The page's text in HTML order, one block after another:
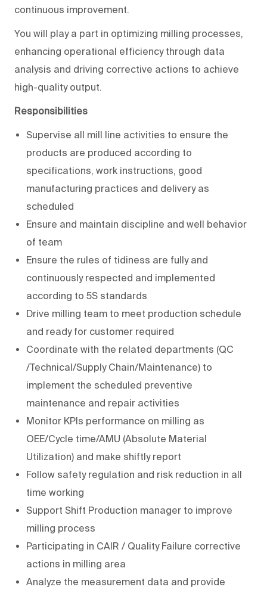
continuous improvement.
You will play a part in optimizing milling processes,
enhancing operational efficiency through data
analysis and driving corrective actions to achieve
high-quality output.
Responsibilities
Supervise all mill line activities to ensure the
products are produced according to
specifications, work instructions, good
manufacturing practices and delivery as
scheduled
Ensure and maintain discipline and well behavior
of team
Ensure the rules of tidiness are fully and
continuously respected and implemented
according to 5S standards
Drive milling team to meet production schedule
and ready for customer required
Coordinate with the related departments (QC
/Technical/Supply Chain/Maintenance) to
implement the scheduled preventive
maintenance and repair activities
Monitor KPIs performance on milling as
OEE/Cycle time/AMU (Absolute Material
Utilization) and make shiftly report
Follow safety regulation and risk reduction in all
time working
Support Shift Production manager to improve
milling process
Participating in CAIR / Quality Failure corrective
actions in milling area
Analyze the measurement data and provide